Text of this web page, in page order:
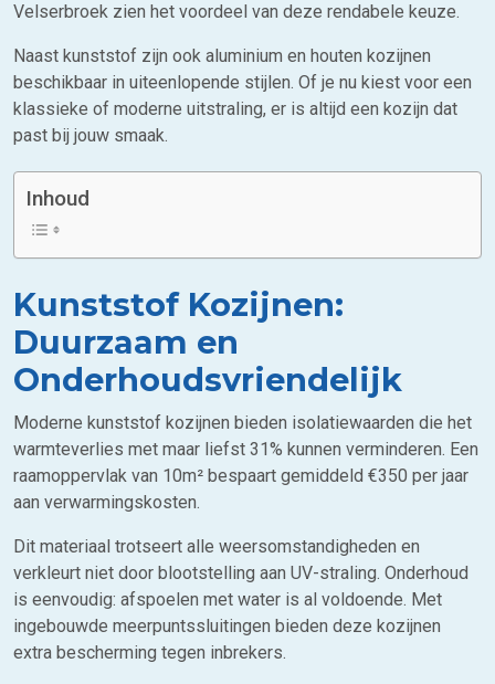
Velserbroek zien het voordeel van deze rendabele keuze.
Naast kunststof zijn ook aluminium en houten kozijnen
beschikbaar in uiteenlopende stijlen. Of je nu kiest voor een
klassieke of moderne uitstraling, er is altijd een kozijn dat
past bij jouw smaak.
Inhoud
Kunststof Kozijnen:
Duurzaam en
Onderhoudsvriendelijk
Moderne kunststof kozijnen bieden isolatiewaarden die het
warmteverlies met maar liefst 31% kunnen verminderen. Een
raamoppervlak van 10m² bespaart gemiddeld €350 per jaar
aan verwarmingskosten.
Dit materiaal trotseert alle weersomstandigheden en
verkleurt niet door blootstelling aan UV-straling. Onderhoud
is eenvoudig: afspoelen met water is al voldoende. Met
ingebouwde meerpuntssluitingen bieden deze kozijnen
extra bescherming tegen inbrekers.